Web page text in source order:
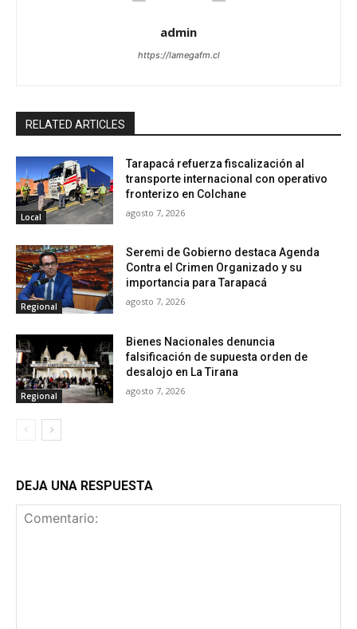
admin
https://lamegafm.cl
RELATED ARTICLES
Local
Tarapacá refuerza fiscalización al
transporte internacional con operativo
fronterizo en Colchane
agosto 7, 2026
Regional
Seremi de Gobierno destaca Agenda
Contra el Crimen Organizado y su
importancia para Tarapacá
agosto 7, 2026
Regional
Bienes Nacionales denuncia
falsificación de supuesta orden de
desalojo en La Tirana
agosto 7, 2026
DEJA UNA RESPUESTA